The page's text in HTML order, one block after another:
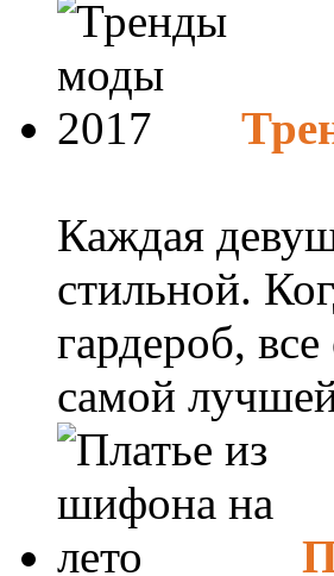
Каждая
стильной.
гардероб,
самой